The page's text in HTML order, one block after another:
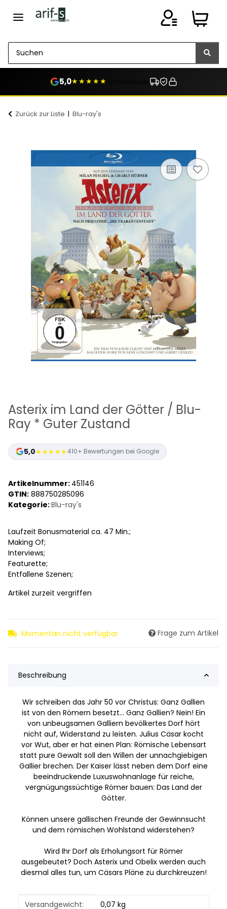
5,0★★★★★
Zurück zur Liste Blu-ray's
Asterix im Land der Götter / Blu-
Ray * Guter Zustand
5,0★★★★★410+ Bewertungen bei Google
Artikelnummer: 451146
GTIN: 888750285096
Kategorie:Blu-ray's
Laufzeit Bonusmaterial ca. 47 Min.;
Making Of;
Interviews;
Featurette;
Entfallene Szenen;
Artikel zurzeit vergriffen
Momentan nicht verfügbar Frage zum Artikel
Beschreibung
Wir schreiben das Jahr 50 vor Christus: Ganz Gallien
ist von den Römern besetzt… Ganz Gallien? Nein! Ein
von unbeugsamen Galliern bevölkertes Dorf hört
nicht auf, Widerstand zu leisten. Julius Cäsar kocht
vor Wut, aber er hat einen Plan: Römische Lebensart
statt pure Gewalt soll den Willen der unnachgiebigen
Gallier brechen. Der Kaiser lässt neben dem Dorf eine
beeindruckende Luxuswohnanlage für reiche,
vergnügungssüchtige Römer bauen: Das Land der
Götter.
Können unsere gallischen Freunde der Gewinnsucht
und dem römischen Wohlstand widerstehen?
Wird Ihr Dorf als Erholungsort für Römer
ausgebeutet? Doch Asterix und Obelix werden auch
diesmal alles tun, um Cäsars Pläne zu durchkreuzen!
Produkteigenschaft
Wert
Versandgewicht: 0,07 kg